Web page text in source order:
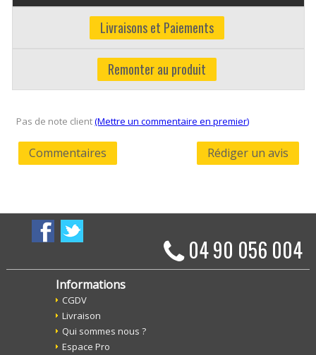
Livraisons et Paiements
Remonter au produit
Pas de note client(Mettre un commentaire en premier)
Commentaires Rédiger un avis
04 90 056 004
Informations
CGDV
Livraison
Qui sommes nous ?
Espace Pro